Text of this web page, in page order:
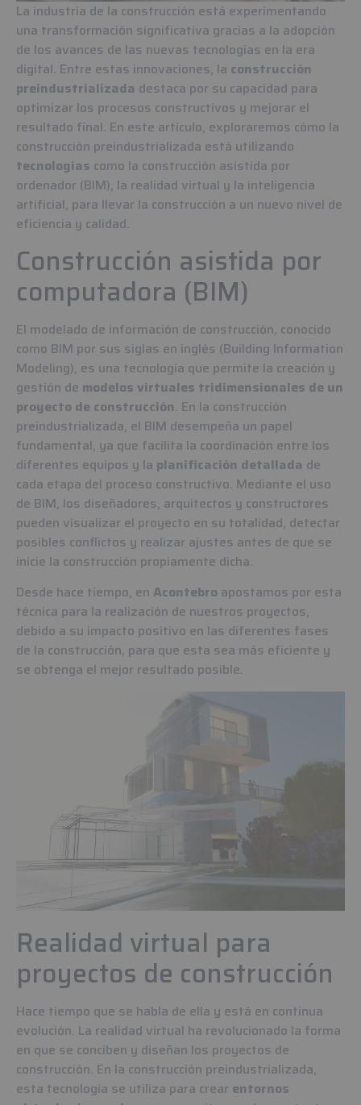
La industria de la construcción está experimentando
una transformación significativa gracias a la adopción
de los avances de las nuevas tecnologías en la era
digital. Entre estas innovaciones, la construcción
preindustrializada destaca por su capacidad para
optimizar los procesos constructivos y mejorar el
resultado final. En este artículo, exploraremos cómo la
construcción preindustrializada está utilizando
tecnologías como la construcción asistida por
ordenador (BIM), la realidad virtual y la inteligencia
artificial, para llevar la construcción a un nuevo nivel de
eficiencia y calidad.
Construcción asistida por
computadora (BIM)
El modelado de información de construcción, conocido
como BIM por sus siglas en inglés (Building Information
Modeling), es una tecnología que permite la creación y
gestión de modelos virtuales tridimensionales de un
proyecto de construcción. En la construcción
preindustrializada, el BIM desempeña un papel
fundamental, ya que facilita la coordinación entre los
diferentes equipos y la planificación detallada de
cada etapa del proceso constructivo. Mediante el uso
de BIM, los diseñadores, arquitectos y constructores
pueden visualizar el proyecto en su totalidad, detectar
posibles conflictos y realizar ajustes antes de que se
inicie la construcción propiamente dicha.
Desde hace tiempo, en Acontebro apostamos por esta
técnica para la realización de nuestros proyectos,
debido a su impacto positivo en las diferentes fases
de la construcción, para que esta sea más eficiente y
se obtenga el mejor resultado posible.
Realidad virtual para
proyectos de construcción
Hace tiempo que se habla de ella y está en continua
evolución. La realidad virtual ha revolucionado la forma
en que se conciben y diseñan los proyectos de
construcción. En la construcción preindustrializada,
esta tecnología se utiliza para crear entornos